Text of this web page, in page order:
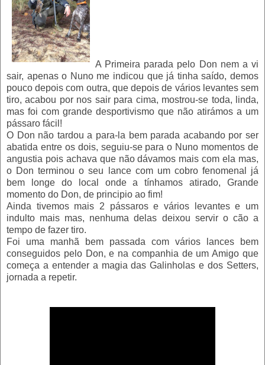
A Primeira parada pelo Don nem a vi
sair, apenas o Nuno me indicou que já tinha saído, demos
pouco depois com outra, que depois de vários levantes sem
tiro, acabou por nos sair para cima, mostrou-se toda, linda,
mas foi com grande desportivismo que não atirámos a um
pássaro fácil!
O Don não tardou a para-la bem parada acabando por ser
abatida entre os dois, seguiu-se para o Nuno momentos de
angustia pois achava que não dávamos mais com ela mas,
o Don terminou o seu lance com um cobro fenomenal já
bem longe do local onde a tínhamos atirado, Grande
momento do Don, de principio ao fim!
Ainda tivemos mais 2 pássaros e vários levantes e um
indulto mais mas, nenhuma delas deixou servir o cão a
tempo de fazer tiro.
Foi uma manhã bem passada com vários lances bem
conseguidos pelo Don, e na companhia de um Amigo que
começa a entender a magia das Galinholas e dos Setters,
jornada a repetir.